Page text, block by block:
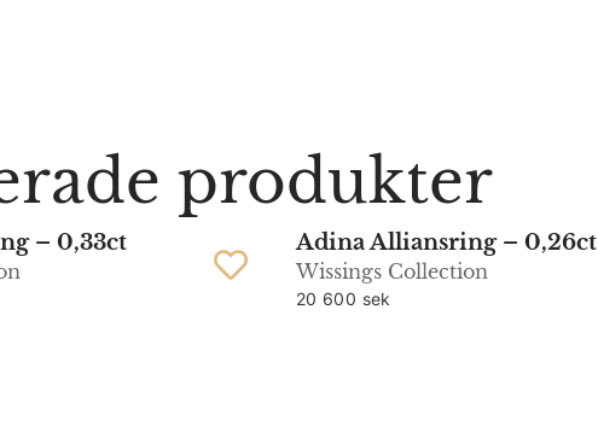
produkter
– 0,33ct Adina Alliansring – 0,26ct
Wissings Collection
20 600 sek